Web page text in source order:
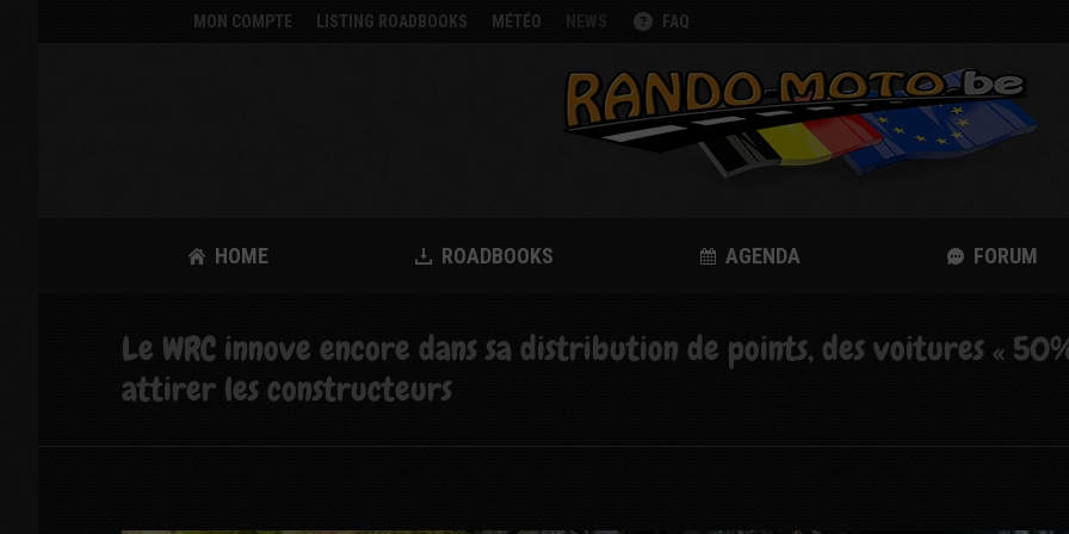
MON COMPTE LISTING ROADBOOKS MÉTÉO NEWS FAQ
HOME ROADBOOKS AGENDA FORUM
Le WRC innove encore dans sa distribution de points, des voitures «
attirer les constructeurs